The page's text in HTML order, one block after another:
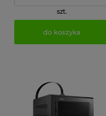
szt.
do koszyka